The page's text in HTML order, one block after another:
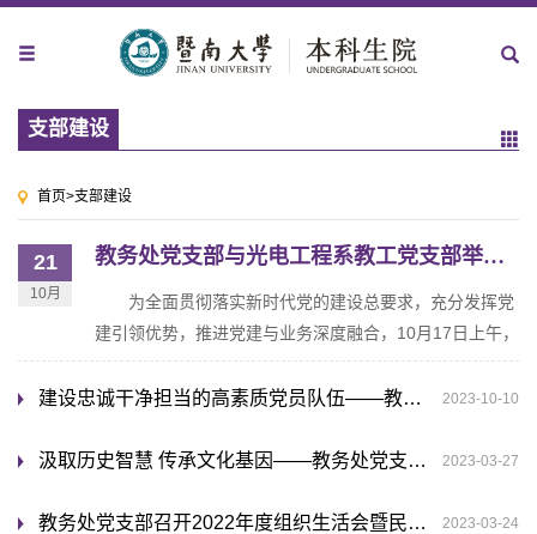
支部建设
首页>支部建设
21
10月
教务处党支部与光电工程系教工党支部举行党建共建活动
为全面贯彻落实新时代党的建设总要求，充分发挥党
建引领优势，推进党建与业务深度融合，10月17日上午，
教务处党支部与光电工程系教工党支部在蒙民伟理工楼
A18会议室举行党建结对共建活动启动仪...
建设忠诚干净担当的高素质党员队伍——教务处党支部开展纪律教育学习月系列学习活动 2023-10-10
汲取历史智慧 传承文化基因——教务处党支部 本科生招生办公室党支部开展共建活动 2023-03-27
教务处党支部召开2022年度组织生活会暨民主评议党员会 2023-03-24